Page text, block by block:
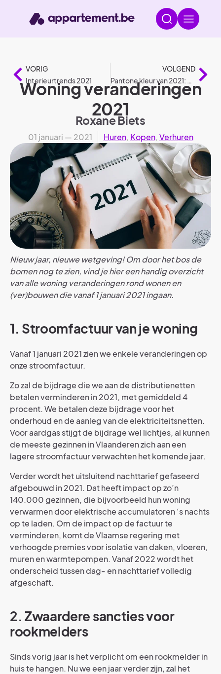
VORIG
Interieurtrends 2021
VOLGEND
Pantone kleur van 2021: Ultimate gray + illuminating yellow
Woning veranderingen
2021
Roxane Biets
01 januari — 2021 Huren, Kopen, Verhuren
Nieuw jaar, nieuwe wetgeving! Om door het bos de
bomen nog te zien, vind je hier een handig overzicht
van alle woning veranderingen rond wonen en
(ver)bouwen die vanaf 1 januari 2021 ingaan.
1. Stroomfactuur van je woning
Vanaf 1 januari 2021 zien we enkele veranderingen op
onze stroomfactuur.
Zo zal de bijdrage die we aan de distributienetten
betalen verminderen in 2021, met gemiddeld 4
procent. We betalen deze bijdrage voor het
onderhoud en de aanleg van de elektriciteitsnetten.
Voor aardgas stijgt de bijdrage wel lichtjes, al kunnen
de meeste gezinnen in Vlaanderen zich aan een
lagere stroomfactuur verwachten het komende jaar.
Verder wordt het uitsluitend nachttarief gefaseerd
afgebouwd in 2021. Dat heeft impact op zo’n
140.000 gezinnen, die bijvoorbeeld hun woning
verwarmen door elektrische accumulatoren ‘s nachts
op te laden. Om de impact op de factuur te
verminderen, komt de Vlaamse regering met
verhoogde premies voor isolatie van daken, vloeren,
muren en warmtepompen. Vanaf 2022 wordt het
onderscheid tussen dag- en nachttarief volledig
afgeschaft.
2. Zwaardere sancties voor
rookmelders
Sinds vorig jaar is het verplicht om een rookmelder in
huis te hangen. Nu we een jaar verder zijn, zal het